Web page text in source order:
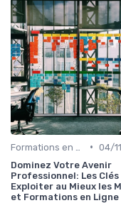
• 04/
Dominez Votre Avenir
Professionnel: Les
Exploiter au Mieux les
et Formations en Ligne